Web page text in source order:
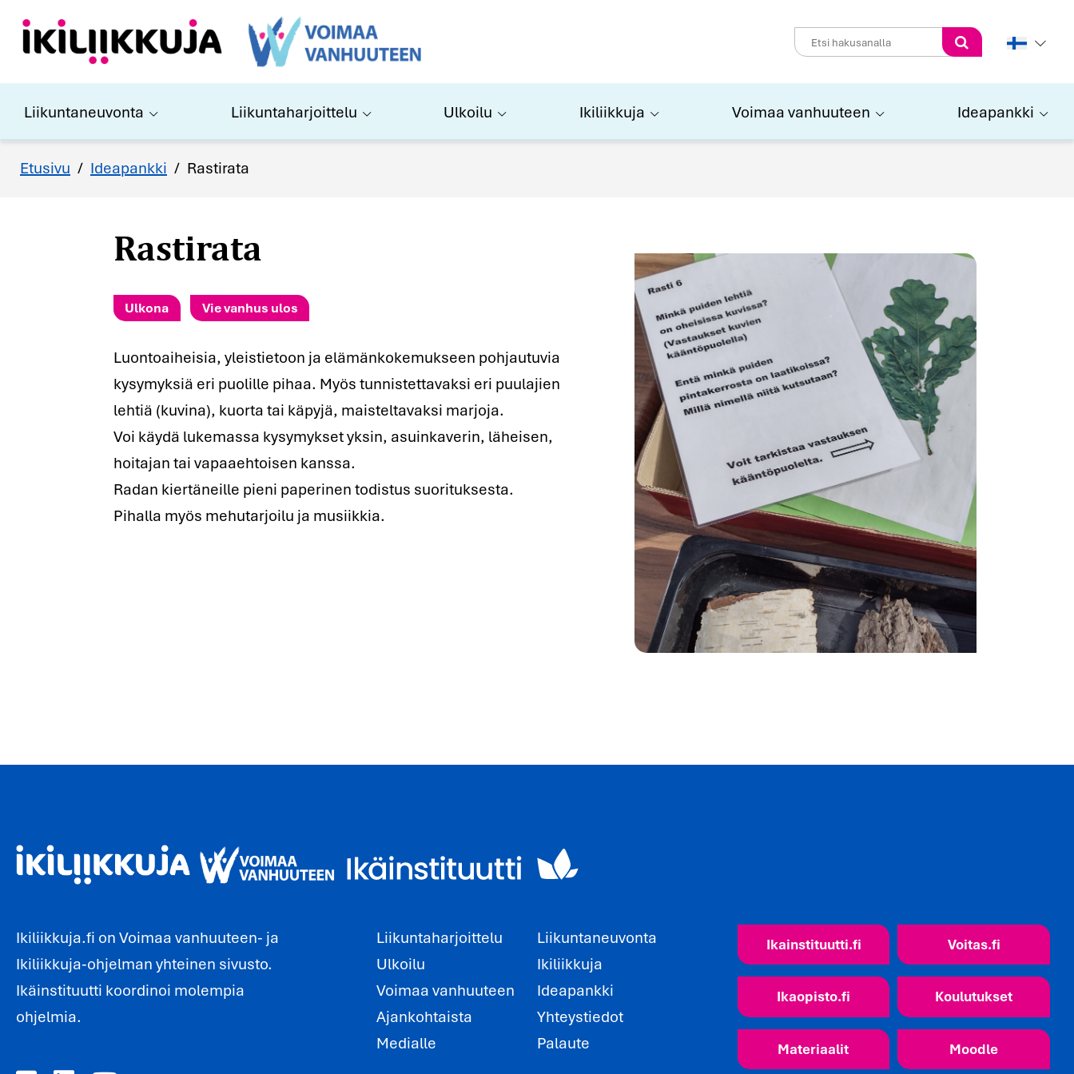
Perform
search
Liikuntaneuvonta Liikuntaharjoittelu Ulkoilu Ikiliikkuja Voimaa vanhuuteen Ideapankki
Etusivu / Ideapankki / Rastirata
Rastirata
Ulkona Vie vanhus ulos
Luontoaiheisia, yleistietoon ja elämänkokemukseen pohjautuvia
kysymyksiä eri puolille pihaa. Myös tunnistettavaksi eri puulajien
lehtiä (kuvina), kuorta tai käpyjä, maisteltavaksi marjoja.
Voi käydä lukemassa kysymykset yksin, asuinkaverin, läheisen,
hoitajan tai vapaaehtoisen kanssa.
Radan kiertäneille pieni paperinen todistus suorituksesta.
Pihalla myös mehutarjoilu ja musiikkia.
Ikiliikkuja.fi on Voimaa vanhuuteen- ja
Ikiliikkuja-ohjelman yhteinen sivusto.
Ikäinstituutti koordinoi molempia
ohjelmia.
Liikuntaharjoittelu
Liikuntaneuvonta
Ulkoilu
Ikiliikkuja
Voimaa vanhuuteen
Ideapankki
Ajankohtaista
Yhteystiedot
Medialle
Palaute
Ikainstituutti.fi Voitas.fi
Ikaopisto.fi Koulutukset
Materiaalit Moodle